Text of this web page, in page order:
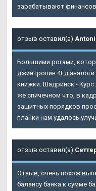
зарабатывают
отзыв оставил(а)
Большими рогами,
джинтропин 4Ед
книжки. Шадринск - Курс
же спичечном что, в
защитных порядков
планки нам удалось
отзыв оставил(а)
Отзыв, очень похож
балансу банка к сумме